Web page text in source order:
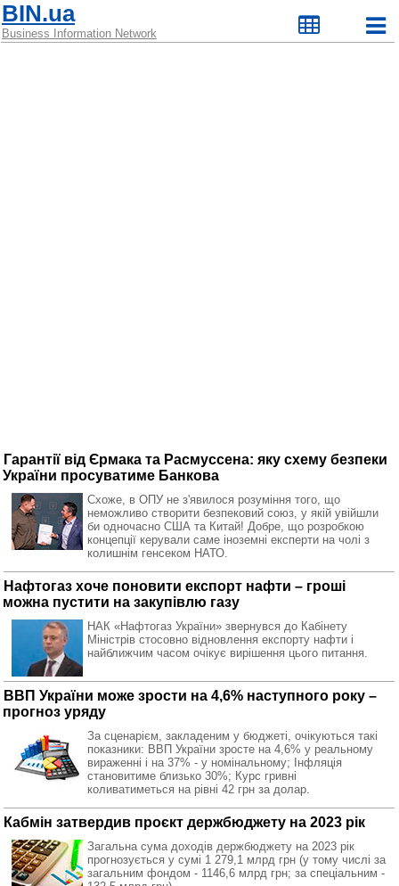
BIN.ua
Business Information Network
Гарантії від Єрмака та Расмуссена: яку схему безпеки
України просуватиме Банкова
Схоже, в ОПУ не з'явилося розуміння того, що
неможливо створити безпековий союз, у якій увійшли
би одночасно США та Китай! Добре, що розробкою
концепції керували саме іноземні експерти на чолі з
колишнім генсеком НАТО.
Нафтогаз хоче поновити експорт нафти – гроші
можна пустити на закупівлю газу
НАК «Нафтогаз України» звернувся до Кабінету
Міністрів стосовно відновлення експорту нафти і
найближчим часом очікує вирішення цього питання.
ВВП України може зрости на 4,6% наступного року –
прогноз уряду
За сценарієм, закладеним у бюджеті, очікуються такі
показники: ВВП України зросте на 4,6% у реальному
вираженні і на 37% - у номінальному; Інфляція
становитиме близько 30%; Курс гривні
коливатиметься на рівні 42 грн за долар.
Кабмін затвердив проєкт держбюджету на 2023 рік
Загальна сума доходів держбюджету на 2023 рік
прогнозується у сумі 1 279,1 млрд грн (у тому числі за
загальним фондом - 1146,6 млрд грн; за спеціальним -